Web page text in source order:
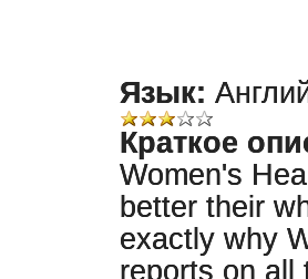
Язык:
Краткое
Women's
better their
exactly why
reports on all